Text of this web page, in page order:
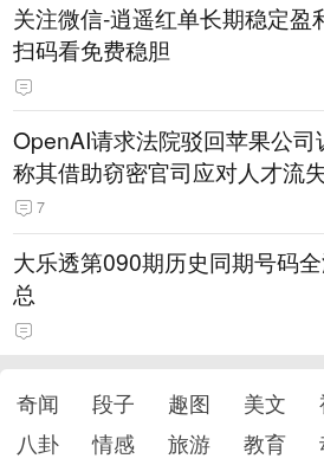
关注微信-逍遥红单长期稳定盈
扫码看免费稳胆
OpenAI请求法院驳回苹果公司
称其借助窃密官司应对人才流
7
大乐透第090期历史同期号码
总
奇闻 段子 趣图 美文
八卦
情感 旅游 教育